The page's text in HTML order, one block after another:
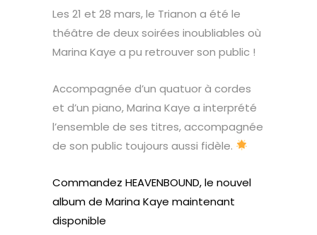
Les 21 et 28 mars, le Trianon a été le
théâtre de deux soirées inoubliables où
Marina Kaye a pu retrouver son public !
Accompagnée d’un quatuor à cordes
et d’un piano, Marina Kaye a interprété
l’ensemble de ses titres, accompagnée
de son public toujours aussi fidèle.
Commandez HEAVENBOUND, le nouvel
album de Marina Kaye maintenant
disponible